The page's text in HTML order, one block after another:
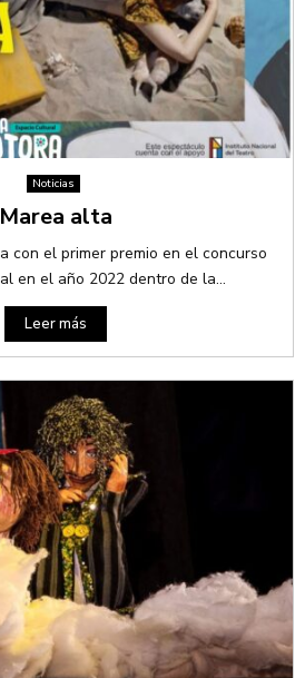
Noticias
Marea alta
con el primer premio en el concurso
en el año 2022 dentro de la...
Leer más